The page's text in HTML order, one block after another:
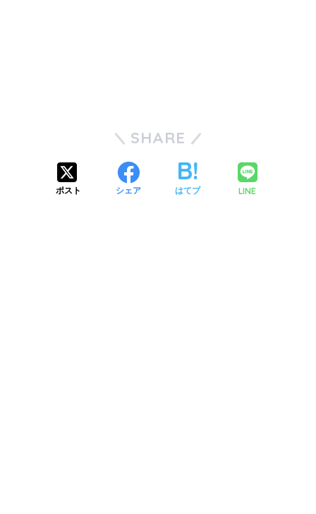
SHARE
ポスト シェア はてブ LINE